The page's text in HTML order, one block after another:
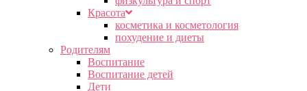
Красота
косметика и косметология
похудение и диеты
Родителям
Воспитание
Воспитание детей
Дети